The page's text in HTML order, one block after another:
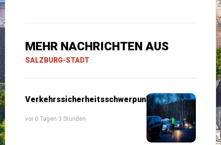
MEHR NACHRICHTEN AUS
SALZBURG-STADT
Verkehrssicherheitsschwerpunkte
vor 0 Tagen 3 Stunden